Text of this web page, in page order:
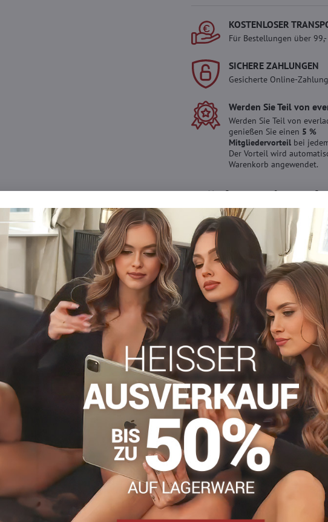
KOSTENLOSER
Für Bestellungen über 99,-
SICHERE ZAHLUNGEN
Gesicherte Online-
Werden Sie Teil von
Werden Sie Teil von
genießen Sie einen 5 %
Mitgliedervorteilbei
Der Vorteil wird
Warenkorb angewendet.
Möchten Sie
haben?
Zögern Sie nicht, uns zu
info​@everlady​.eu
Beschreibung Bewertungen 0 Diskussion 0
Blumenmuster auf feinem Netz. Die Unterseite ist mit einer aufwendigen
feminines Element der Damenbekleidung. Eine Frau, die
Wunder, dass sich so viele Frauen bereitwillig für den Kauf dieses
aus Spitze getragen werden?
sowohl mit schlichter Unterwäsche als auch mit Spitzenunterwäsche
Eleganz. In Kombination mit einem Spitzenhöschen und
für Strümpfe, der für Komfort beim Tragen sorgte. Derzeit sind auf